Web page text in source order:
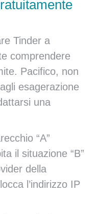
Tinder a
comprendere
Pacifico, non
esagerazione
una
“A”
il situazione “B”
della
l’indirizzo IP